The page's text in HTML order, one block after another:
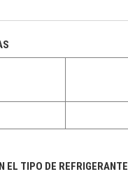
EL TIPO DE REFRIGERANTE